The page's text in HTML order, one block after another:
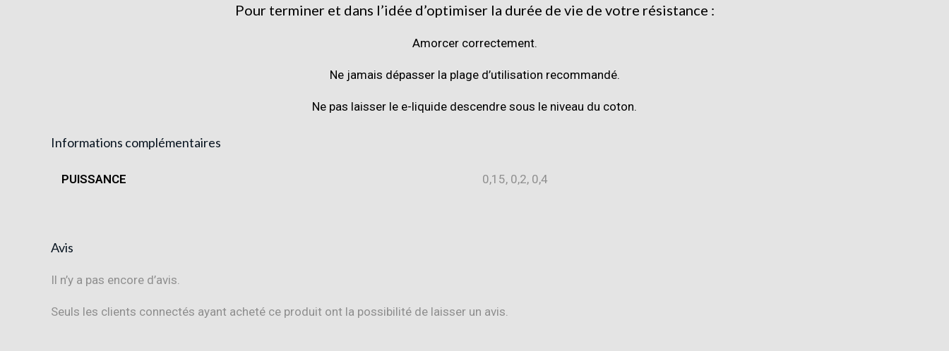
Pour terminer et dans l’idée d’optimiser la durée de vie de votre résistance :
Amorcer correctement.
Ne jamais dépasser la plage d’utilisation recommandé.
Ne pas laisser le e-liquide descendre sous le niveau du coton.
Informations complémentaires
PUISSANCE 0,15, 0,2, 0,4
Avis
Il n’y a pas encore d’avis.
Seuls les clients connectés ayant acheté ce produit ont la possibilité de laisser un avis.